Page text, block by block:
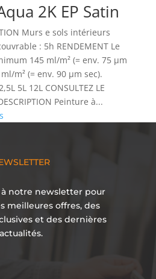
2K EP Satin
Murs e sols intérieurs
: 5h RENDEMENT Le
145 ml/m² (= env. 75 µm
m² (= env. 90 µm sec).
5L 12L CONSULTEZ LE
Peinture à...
à notre newsletter pour
meilleures offres, des
et des dernières
actualités.